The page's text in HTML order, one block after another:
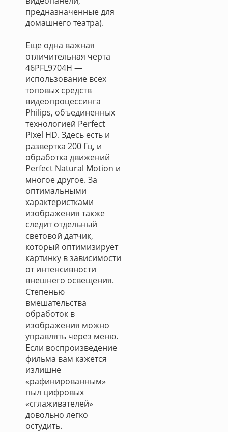
предназначенные для
домашнего театра).
Еще одна важная
отличительная черта
46PFL9704H —
использование всех
топовых средств
видеопроцессинга
Philips, объединенных
технологией Perfect
Pixel HD. Здесь есть и
развертка 200 Гц, и
обработка движений
Perfect Natural Motion и
многое другое. За
оптимальными
характеристками
изображения также
следит отдельный
световой датчик,
который оптимизирует
картинку в зависимости
от интенсивности
внешнего освещения.
Степенью
вмешательства
обработок в
изображения можно
управлять через меню.
Если воспроизведение
фильма вам кажется
излишне
«рафинированным»
пыл цифровых
«сглаживателей»
довольно легко
остудить.